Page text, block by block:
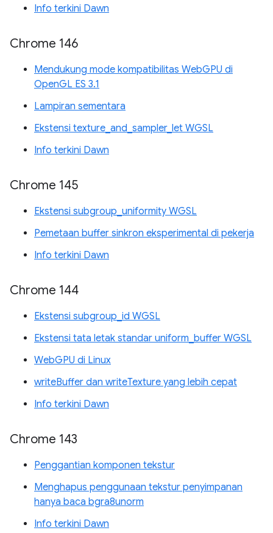
Info terkini Dawn
Chrome 146
Mendukung mode kompatibilitas WebGPU di
OpenGL ES 3.1
Lampiran sementara
Ekstensi texture_and_sampler_let WGSL
Info terkini Dawn
Chrome 145
Ekstensi subgroup_uniformity WGSL
Pemetaan buffer sinkron eksperimental di pekerja
Info terkini Dawn
Chrome 144
Ekstensi subgroup_id WGSL
Ekstensi tata letak standar uniform_buffer WGSL
WebGPU di Linux
writeBuffer dan writeTexture yang lebih cepat
Info terkini Dawn
Chrome 143
Penggantian komponen tekstur
Menghapus penggunaan tekstur penyimpanan
hanya baca bgra8unorm
Info terkini Dawn